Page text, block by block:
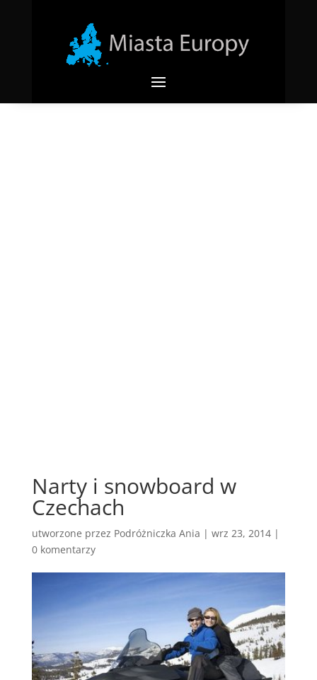
Narty i snowboard w
Czechach
utworzone przez Podróżniczka Ania | wrz 23, 2014|
0 komentarzy